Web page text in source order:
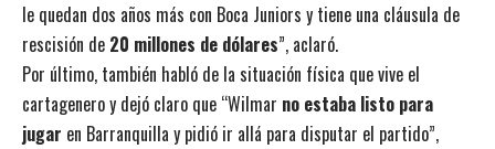
le quedan dos años más con Boca Juniors y tiene una cláusula de
rescisión de 20 millones de dólares”, aclaró.
Por último, también habló de la situación física que vive el
cartagenero y dejó claro que “Wilmar no estaba listo para
jugar en Barranquilla y pidió ir allá para disputar el partido”,